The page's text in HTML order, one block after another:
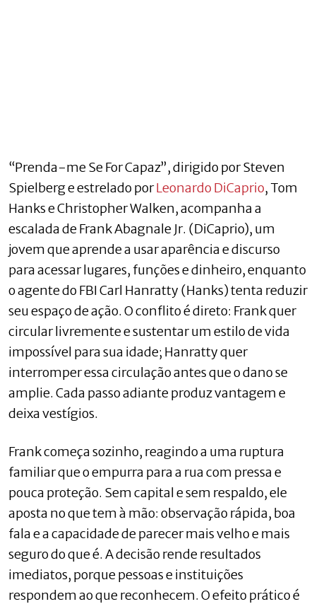
“Prenda-me Se For Capaz”, dirigido por Steven
Spielberg e estrelado porLeonardo DiCaprio, Tom
Hanks e Christopher Walken, acompanha a
escalada de Frank Abagnale Jr. (DiCaprio), um
jovem que aprende a usar aparência e discurso
para acessar lugares, funções e dinheiro, enquanto
o agente do FBI Carl Hanratty (Hanks) tenta reduzir
seu espaço de ação. O conflito é direto: Frank quer
circular livremente e sustentar um estilo de vida
impossível para sua idade; Hanratty quer
interromper essa circulação antes que o dano se
amplie. Cada passo adiante produz vantagem e
deixa vestígios.
Frank começa sozinho, reagindo a uma ruptura
familiar que o empurra para a rua com pressa e
pouca proteção. Sem capital e sem respaldo, ele
aposta no que tem à mão: observação rápida, boa
fala e a capacidade de parecer mais velho e mais
seguro do que é. A decisão rende resultados
imediatos, porque pessoas e instituições
respondem ao que reconhecem. O efeito prático é